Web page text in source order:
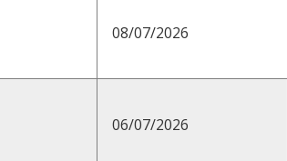
08/07/2026
06/07/2026